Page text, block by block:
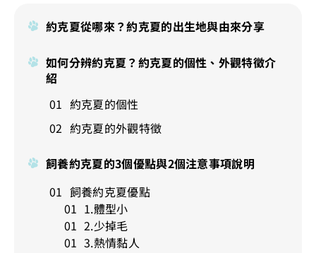
約克夏從哪來？約克夏的出生地與由來分享
如何分辨約克夏？約克夏的個性、外觀特徵介
紹
約克夏的個性
約克夏的外觀特徵
飼養約克夏的3個優點與2個注意事項說明
飼養約克夏優點
1.體型小
2.少掉毛
3.熱情黏人